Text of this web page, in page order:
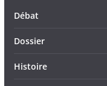
Débat
Dossier
Histoire